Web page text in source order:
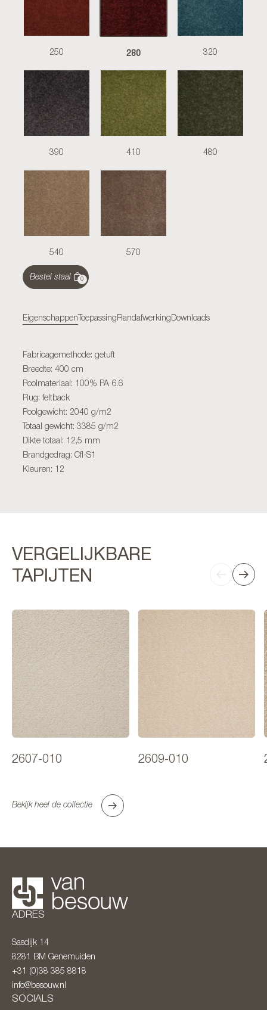
250 280 320
390 410 480
540 570
Bestel staal 0
Eigenschappen Toepassing Randafwerking Downloads
Fabricagemethode: getuft
Breedte: 400 cm
Poolmateriaal: 100% PA 6.6
Rug: feltback
Poolgewicht: 2040 g/m2
Totaal gewicht: 3385 g/m2
Dikte totaal: 12,5 mm
Brandgedrag: Cfl-S1
Kleuren: 12
VERGELIJKBARE
TAPIJTEN
2607-010 2609-010
Bekijk heel de collectie
ADRES
Sasdijk 14
8281 BM Genemuiden
+31 (0)38 385 8818
info@besouw.nl
SOCIALS